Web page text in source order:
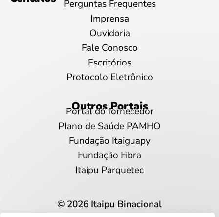
Perguntas Frequentes
Imprensa
Ouvidoria
Fale Conosco
Escritórios
Protocolo Eletrônico
Outros Portais
Portal do fornecedor
Plano de Saúde PAMHO
Fundação Itaiguapy
Fundação Fibra
Itaipu Parquetec
© 2026 Itaipu Binacional